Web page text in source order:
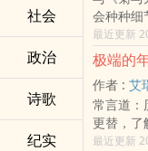
社会
政治
诗歌
纪实
的庇佑下
至北非的
荡。接着
路向东
堡……维
最志在四
者和雇佣
亚的雪原
机的统一
区的角度
研究重点
动、诸
努力反映
所以，本
广，影响
会种种细
由1944
狂：扶植
备退出国
和西太平
狂澜，既
这样的风
十年，正
最近更新
极端的
作者 : 艾
常言道：
更替，了
走好自己
最近更新